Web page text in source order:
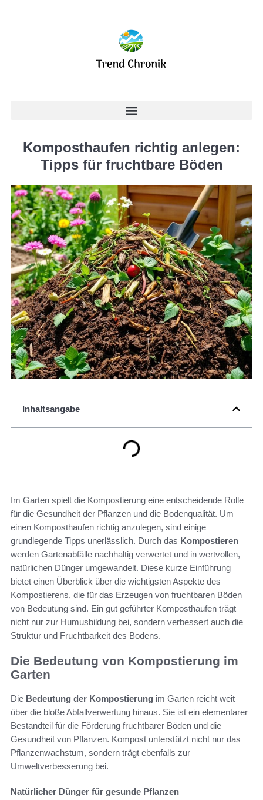
Komposthaufen richtig anlegen:
Tipps für fruchtbare Böden
Inhaltsangabe
Im Garten spielt die Kompostierung eine entscheidende Rolle
für die Gesundheit der Pflanzen und die Bodenqualität. Um
einen Komposthaufen richtig anzulegen, sind einige
grundlegende Tipps unerlässlich. Durch das Kompostieren
werden Gartenabfälle nachhaltig verwertet und in wertvollen,
natürlichen Dünger umgewandelt. Diese kurze Einführung
bietet einen Überblick über die wichtigsten Aspekte des
Kompostierens, die für das Erzeugen von fruchtbaren Böden
von Bedeutung sind. Ein gut geführter Komposthaufen trägt
nicht nur zur Humusbildung bei, sondern verbessert auch die
Struktur und Fruchtbarkeit des Bodens.
Die Bedeutung von Kompostierung im
Garten
Die Bedeutung der Kompostierung im Garten reicht weit
über die bloße Abfallverwertung hinaus. Sie ist ein elementarer
Bestandteil für die Förderung fruchtbarer Böden und die
Gesundheit von Pflanzen. Kompost unterstützt nicht nur das
Pflanzenwachstum, sondern trägt ebenfalls zur
Umweltverbesserung bei.
Natürlicher Dünger für gesunde Pflanzen